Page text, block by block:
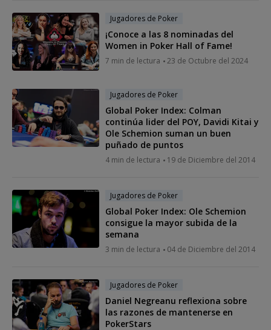
Jugadores de Poker
¡Conoce a las 8 nominadas del
Women in Poker Hall of Fame!
7 min de lectura 23 de Octubre del 2024
Jugadores de Poker
Global Poker Index: Colman
continúa lider del POY, Davidi Kitai y
Ole Schemion suman un buen
puñado de puntos
4 min de lectura 19 de Diciembre del 2014
Jugadores de Poker
Global Poker Index: Ole Schemion
consigue la mayor subida de la
semana
3 min de lectura 04 de Diciembre del 2014
Jugadores de Poker
Daniel Negreanu reflexiona sobre
las razones de mantenerse en
PokerStars